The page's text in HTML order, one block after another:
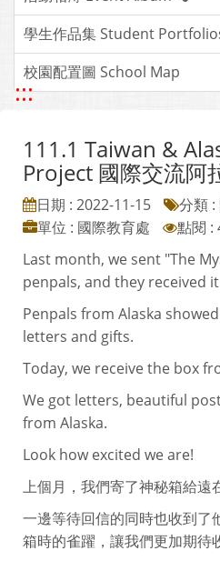
學生作品集 Student
校園配置圖 School Map
:::
111.1 Taiwan &
Project 國際交流阿
日期 : 2022-11-15
分類 :
單位 : 國際教育處
點閱 :
Last month, we sent "The
penpals, and they received
Penpals from Alaska
letters and gifts.
Today, we receive the box
We got letters, beautiful
from Alaska.
Look how excited we are!
上個月，我們寄了神秘箱給遠
一邊等待回信的同時也收到了
箱時的雀躍，讓我們更加期待